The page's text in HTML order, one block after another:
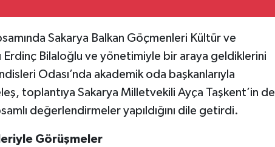
Sakarya Balkan Göçmenleri Kültür ve
Erdinç Bilaloğlu ve yönetimiyle bir araya geldiklerini
Odası’nda akademik oda başkanlarıyla
toplantıya Sakarya Milletvekili Ayça Taşkent’in de
değerlendirmeler yapıldığını dile getirdi.
Görüşmeler